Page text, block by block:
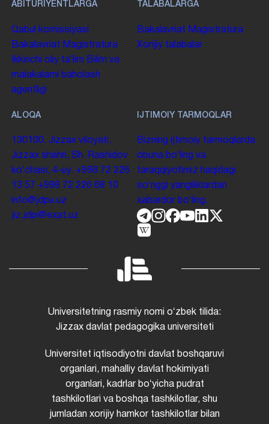
ABITURIYENTLARGA
Qabul komissiyasi
Bakalavriat Magistratura
Ikkinchi oliy taʼlim Bilim va
malakalarni baholash
agentligi
TALABALARGA
Bakalavriat Magistratura
Xorijiy talabalar
ALOQA
130100. Jizzax viloyati,
Jizzax shahri, Sh. Rashidov
koʻchasi, 4-uy. +998 72 226
13 57 +998 72 226 68 10
info@jdpu.uz
jiz.jdpi@exat.uz
IJTIMOIY TARMOQLAR
Bizning ijtimoiy tarmoqlarda
obuna boʻling va
taraqqiyotimiz haqidagi
soʻnggi yangiliklardan
xabardor boʻling.
Universitetning rasmiy nomi oʻzbek tilida:
Jizzax davlat pedagogika universiteti
Universitet iqtisodiyotni davlat boshqaruvi
organlari, mahalliy davlat hokimiyati
organlari, kadrlar boʻyicha pudrat
tashkilotlari va boshqa tashkilotlar, shu
jumladan xorijiy hamkor tashkilotlar bilan